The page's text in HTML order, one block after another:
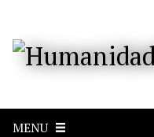
a
MENU